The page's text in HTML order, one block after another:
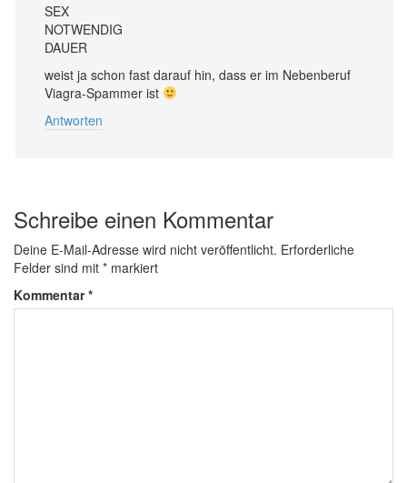
SEX
NOTWENDIG
DAUER
weist ja schon fast darauf hin, dass er im Nebenberuf
Viagra-Spammer ist
Antworten
Schreibe einen Kommentar
Deine E-Mail-Adresse wird nicht veröffentlicht. Erforderliche
Felder sind mit * markiert
Kommentar*